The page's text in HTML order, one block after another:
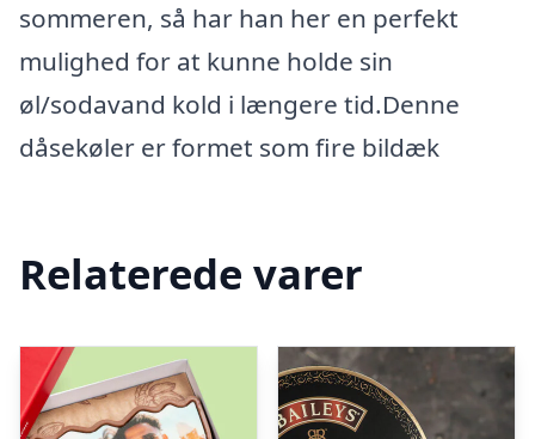
sommeren, så har han her en perfekt
mulighed for at kunne holde sin
øl/sodavand kold i længere tid.Denne
dåsekøler er formet som fire bildæk
Relaterede varer